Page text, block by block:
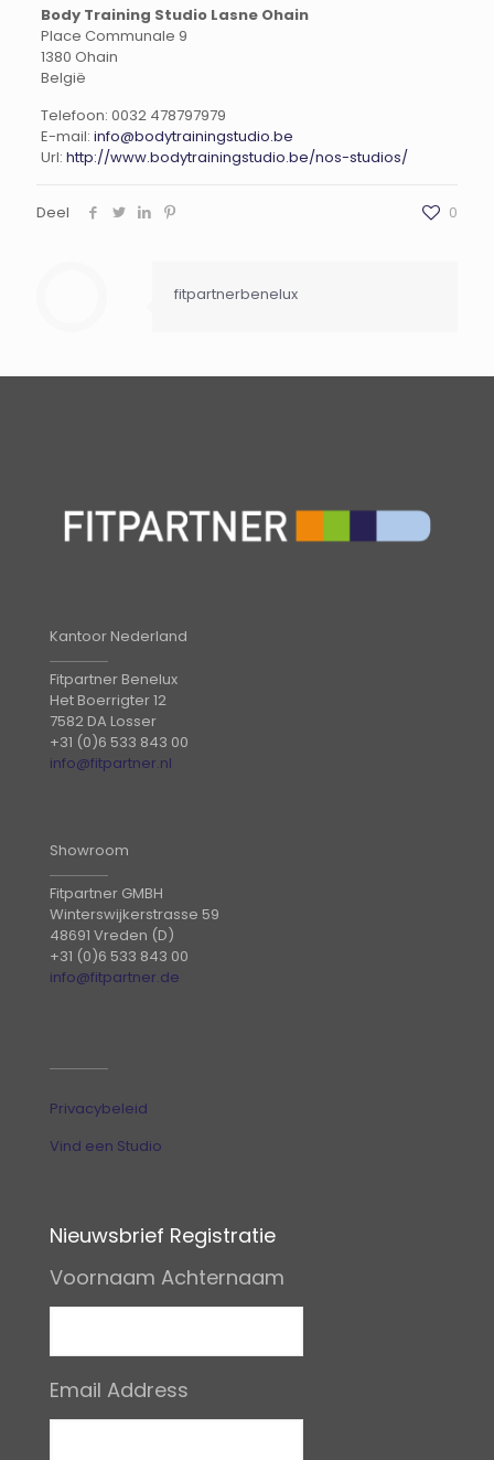
Body Training Studio Lasne Ohain
Place Communale 9
1380 Ohain
België
Telefoon: 0032 478797979
E-mail: info@bodytrainingstudio.be
Url: http://www.bodytrainingstudio.be/nos-studios/
Deel 0
fitpartnerbenelux
Kantoor Nederland
Fitpartner Benelux
Het Boerrigter 12
7582 DA Losser
+31 (0)6 533 843 00
info@fitpartner.nl
Showroom
Fitpartner GMBH
Winterswijkerstrasse 59
48691 Vreden (D)
+31 (0)6 533 843 00
info@fitpartner.de
Privacybeleid
Vind een Studio
Nieuwsbrief Registratie
Voornaam Achternaam
Email Address